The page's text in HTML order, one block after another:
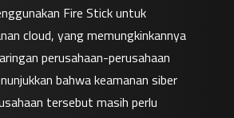
Fire Stick untuk
cloud, yang memungkinkannya
perusahaan-perusahaan
bahwa keamanan siber
tersebut masih perlu